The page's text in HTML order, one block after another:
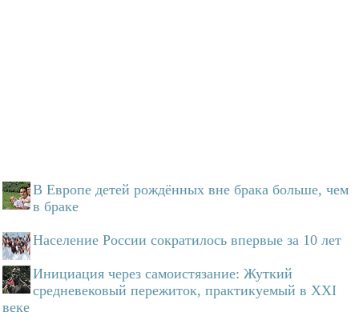
В Европе детей рождённых вне брака больше, чем
в браке
Население России сократилось впервые за 10 лет
Инициация через самоистязание: Жуткий
средневековый пережиток, практикуемый в XXI
веке